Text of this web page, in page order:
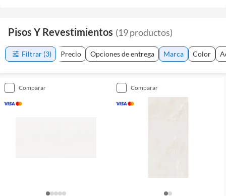
Pisos Y Revestimientos (19productos)
Filtrar (3) Precio Opciones de entrega Marca Color
comparar comparar